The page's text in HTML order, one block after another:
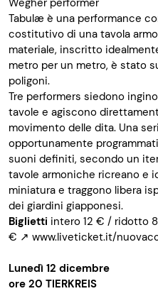
Wegher performer
Tabulæ è una performance
costitutivo di una tavola
materiale, inscritto
metro per un metro, è stato
poligoni.
Tre performers siedono
tavole e agiscono
movimento delle dita. Una
opportunamente
suoni definiti, secondo un
tavole armoniche ricreano e
miniatura e traggono libera
dei giardini giapponesi.
Biglietti intero 12 € / ridotto 8
€ ↗ www.liveticket.it/
Lunedì 12 dicembre
ore 20 TIERKREIS